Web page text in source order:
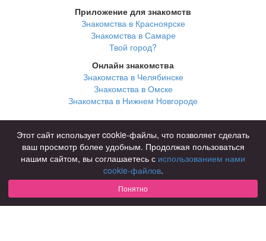
Приложение для знакомств
Знакомства в Красноярске
Знакомства в Самаре
Твой город?
Онлайн знакомства
Знакомства в Челябинске
Знакомства в Омске
Знакомства в Нижнем Новгороде
Для чего
для брака и создания семьи
для любви и с/о
для дружбы
для взрослых
В возрасте
за 40 лет
Этот сайт использует cookie-файлы, что позволяет сделать
ваш просмотр более удобным. Продолжая пользоваться
нашим сайтом, вы соглашаетесь с использованием нами
cookie-файлов.
Понятно